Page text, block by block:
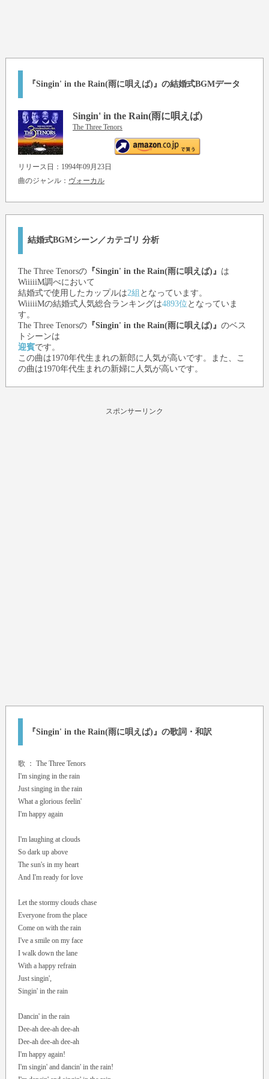
『Singin' in the Rain(雨に唄えば)』の結婚式BGMデータ
Singin' in the Rain(雨に唄えば)
The Three Tenors
リリース日：1994年09月23日
曲のジャンル： ヴォーカル
結婚式BGMシーン／カテゴリ 分析
The Three Tenorsの『Singin' in the Rain(雨に唄えば)』 は
WiiiiiM調べにおいて
結婚式で使用したカップルは2組 となっています。
WiiiiiMの結婚式人気総合ランキングは4893位 となっていま
す。
The Three Tenorsの『Singin' in the Rain(雨に唄えば)』 のベス
トシーンは
迎賓です。
この曲は1970年代生まれの新郎に人気が高いです。また、こ
の曲は1970年代生まれの新婦に人気が高いです。
スポンサーリンク
『Singin' in the Rain(雨に唄えば)』の歌詞・和訳
歌 ： The Three Tenors
I'm singing in the rain
Just singing in the rain
What a glorious feelin'
I'm happy again
I'm laughing at clouds
So dark up above
The sun's in my heart
And I'm ready for love
Let the stormy clouds chase
Everyone from the place
Come on with the rain
I've a smile on my face
I walk down the lane
With a happy refrain
Just singin',
Singin' in the rain
Dancin' in the rain
Dee-ah dee-ah dee-ah
Dee-ah dee-ah dee-ah
I'm happy again!
I'm singin' and dancin' in the rain!